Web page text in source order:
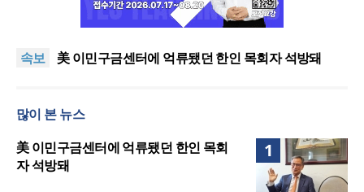
속보
인도 마하라슈트라주 개종 금지법 시행… 기독교계
구 사용 승인… 장기 개발 기반 확보
美 이민구금센터에 억류됐던 한인 목회자 석방돼
인도 마하라슈트라주 개종 금지법 시행… 기독교계
올리벳대학교, 120만 평 리버사이드 대학 캠퍼스 영
구 사용 승인… 장기 개발 기반 확보
많이 본 뉴스
1
美 이민구금센터에 억류됐던 한인 목회
자 석방돼